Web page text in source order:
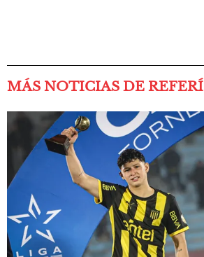
MÁS NOTICIAS DE REFERÍ